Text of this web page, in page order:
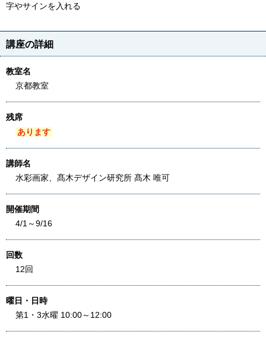
字やサインを入れる
講座の詳細
教室名
京都教室
残席
あります
講師名
水彩画家、髙木デザイン研究所 髙木 唯可
開催期間
4/1～9/16
回数
12回
曜日・日時
第1・3水曜 10:00～12:00